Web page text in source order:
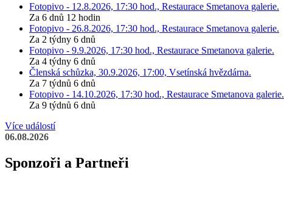
Fotopivo - 12.8.2026, 17:30 hod., Restaurace Smetanova galerie.
Za 6 dnů 12 hodin
Fotopivo - 26.8.2026, 17:30 hod., Restaurace Smetanova galerie.
Za 2 týdny 6 dnů
Fotopivo - 9.9.2026, 17:30 hod., Restaurace Smetanova galerie.
Za 4 týdny 6 dnů
Členská schůzka, 30.9.2026, 17:00, Vsetínská hvězdárna.
Za 7 týdnů 6 dnů
Fotopivo - 14.10.2026, 17:30 hod., Restaurace Smetanova galerie.
Za 9 týdnů 6 dnů
Více událostí
06.08.2026
Sponzoři a Partneři